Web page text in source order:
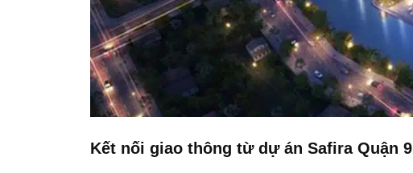
Kết nối giao thông từ dự án Safira Quận 9